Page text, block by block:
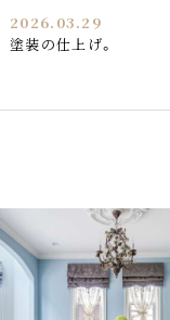
2026.03.29
塗装の仕上げ。